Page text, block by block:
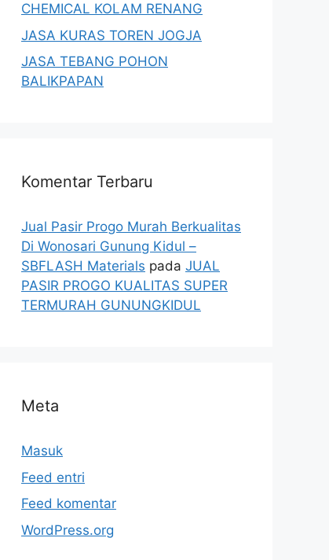
CHEMICAL KOLAM RENANG
JASA KURAS TOREN JOGJA
JASA TEBANG POHON
BALIKPAPAN
Komentar Terbaru
Jual Pasir Progo Murah Berkualitas
Di Wonosari Gunung Kidul –
SBFLASH Materials pada JUAL
PASIR PROGO KUALITAS SUPER
TERMURAH GUNUNGKIDUL
Meta
Masuk
Feed entri
Feed komentar
WordPress.org